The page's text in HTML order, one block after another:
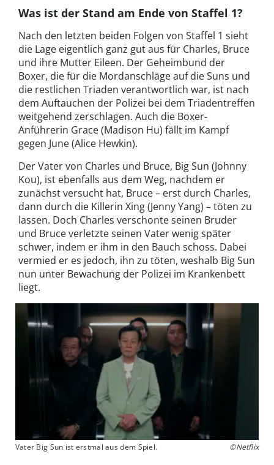
Was ist der Stand am Ende von Staffel 1?
Nach den letzten beiden Folgen von Staffel 1 sieht
die Lage eigentlich ganz gut aus für Charles, Bruce
und ihre Mutter Eileen. Der Geheimbund der
Boxer, die für die Mordanschläge auf die Suns und
die restlichen Triaden verantwortlich war, ist nach
dem Auftauchen der Polizei bei dem Triadentreffen
weitgehend zerschlagen. Auch die Boxer-
Anführerin Grace (Madison Hu) fällt im Kampf
gegen June (Alice Hewkin).
Der Vater von Charles und Bruce, Big Sun (Johnny
Kou), ist ebenfalls aus dem Weg, nachdem er
zunächst versucht hat, Bruce – erst durch Charles,
dann durch die Killerin Xing (Jenny Yang) – töten zu
lassen. Doch Charles verschonte seinen Bruder
und Bruce verletzte seinen Vater wenig später
schwer, indem er ihm in den Bauch schoss. Dabei
vermied er es jedoch, ihn zu töten, weshalb Big Sun
nun unter Bewachung der Polizei im Krankenbett
liegt.
Vater Big Sun ist erstmal aus dem Spiel. ©Netflix